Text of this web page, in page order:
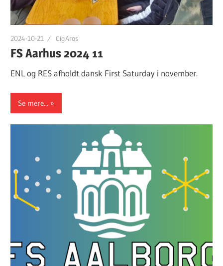
2024-10-21 CigAros
FS Aarhus 2024 11
ENL og RES afholdt dansk First Saturday i november.
Se mere...